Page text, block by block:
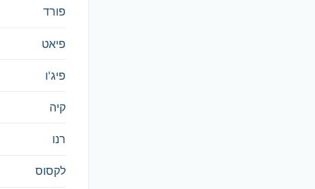
פורד
פיאט
פיג'ו
קיה
רנו
לקסוס